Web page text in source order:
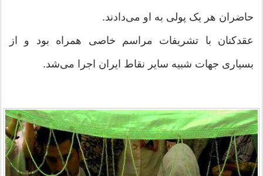
حاضران هر یک پولى به او مى‌دادند.
عقدکنان با تشریفات مراسم خاصى همراه بود و از
بسیارى جهات شبیه سایر نقاط ایران اجرا مى‌شد.